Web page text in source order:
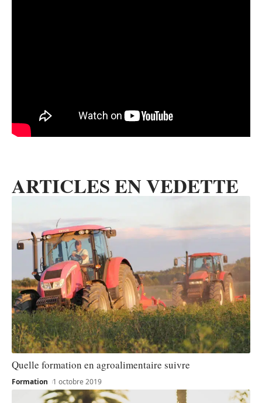
ARTICLES EN VEDETTE
Quelle formation en agroalimentaire suivre
Formation 1 octobre 2019